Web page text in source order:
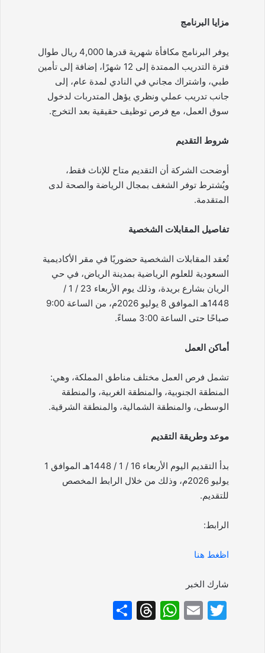
مزايا البرنامج
يوفر البرنامج مكافأة شهرية قدرها 4,000 ريال طوال
فترة التدريب الممتدة إلى 12 شهرًا، إضافة إلى تأمين
طبي، واشتراك مجاني في النادي لمدة عام، إلى
جانب تدريب عملي ونظري يؤهل المتدربات لدخول
سوق العمل، مع فرص توظيف حقيقية بعد التخرج.
شروط التقديم
أوضحت الشركة أن التقديم متاح للإناث فقط،
ويُشترط توفر الشغف بمجال الرياضة والصحة لدى
المتقدمة.
تفاصيل المقابلات الشخصية
تُعقد المقابلات الشخصية حضوريًا في مقر الأكاديمية
السعودية للعلوم الرياضية بمدينة الرياض، في حي
الريان بشارع بريدة، وذلك يوم الأربعاء 23 / 1 /
1448هـ الموافق 8 يوليو 2026م، من الساعة 9:00
صباحًا حتى الساعة 3:00 مساءً.
أماكن العمل
تشمل فرص العمل مختلف مناطق المملكة، وهي:
المنطقة الجنوبية، والمنطقة الغربية، والمنطقة
الوسطى، والمنطقة الشمالية، والمنطقة الشرقية.
موعد وطريقة التقديم
بدأ التقديم اليوم الأربعاء 16 / 1 / 1448هـ الموافق 1
يوليو 2026م، وذلك من خلال الرابط المخصص
للتقديم.
الرابط:
اظغط هنا
شارك الخبر
T
E
W
T